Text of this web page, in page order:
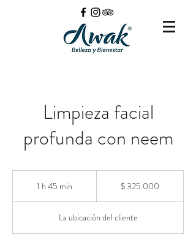
Limpieza facial
profunda con neem
1 h 45 min
5
colombianos$ 325.000
La ubicación del cliente